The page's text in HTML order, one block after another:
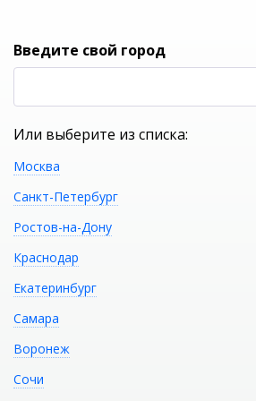
Дизайн-решетка под
плитку VIEGA ER4 589561
Введите свой город
Или выберите из списка:
Москва
Санкт-Петербург
Ростов-на-Дону
Краснодар
Екатеринбург
Самара
Воронеж
Сочи